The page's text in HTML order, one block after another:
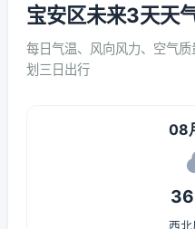
宝安区未来3天天
每日气温、风向风力、空气
划三日出行
08
西北